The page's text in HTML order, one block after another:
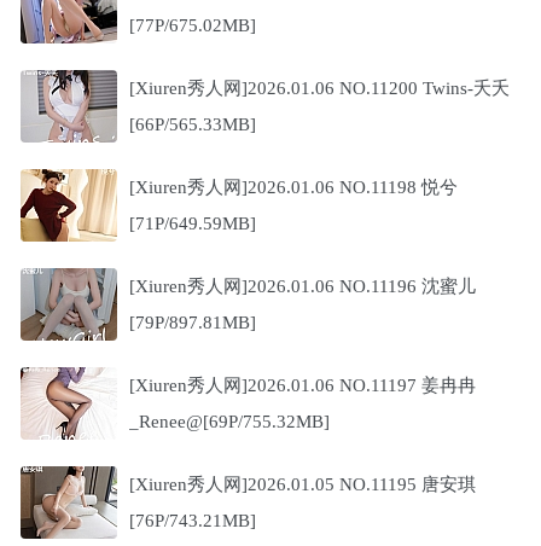
[77P/675.02MB]
[Xiuren秀人网]2026.01.06 NO.11200 Twins-夭夭
[66P/565.33MB]
[Xiuren秀人网]2026.01.06 NO.11198 悦兮
[71P/649.59MB]
[Xiuren秀人网]2026.01.06 NO.11196 沈蜜儿
[79P/897.81MB]
[Xiuren秀人网]2026.01.06 NO.11197 姜冉冉
_Renee@[69P/755.32MB]
[Xiuren秀人网]2026.01.05 NO.11195 唐安琪
[76P/743.21MB]